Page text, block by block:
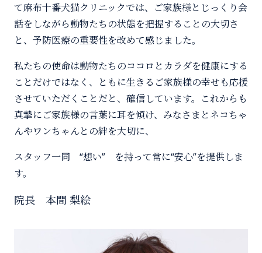
て麻布十番犬猫クリニックでは、ご家族様とじっくり会
話をしながら動物たちの状態を把握することの大切さ
と、予防医療の重要性を改めて感じました。
私たちの使命は動物たちのココロとカラダを健康にする
ことだけではなく、ともに生きるご家族様の幸せも応援
させていただくことだと、確信しています。これからも
真摯にご家族様の言葉に耳を傾け、みなさまとネコちゃ
んやワンちゃんとの絆を大切に、
スタッフ一同 “想い” を持って常に“安心”を提供しま
す。
院長 本間 梨絵